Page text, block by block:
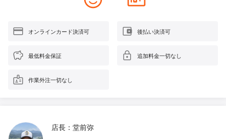
オンラインカード決済可 後払い決済可
最低料金保証 追加料金一切なし
作業外注一切なし
店長：堂前弥